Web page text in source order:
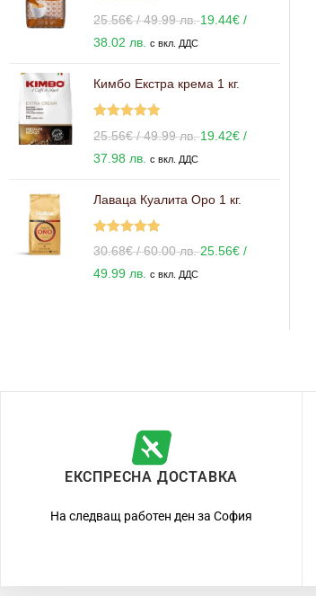
Оценено с
25.56€/ 49.99 лв.19.44€ /
38.02 лв.
с вкл. ДДС
Кимбо Екстра крема 1 кг.
Оценено с
25.56€/ 49.99 лв.19.42€ /
37.98 лв.
с вкл. ДДС
Лаваца Куалита Оро 1 кг.
Оценено с
30.68€/ 60.00 лв.25.56€ /
49.99 лв. с вкл. ДДС
ЕКСПРЕСНА ДОСТАВКА
На следващ работен ден за София